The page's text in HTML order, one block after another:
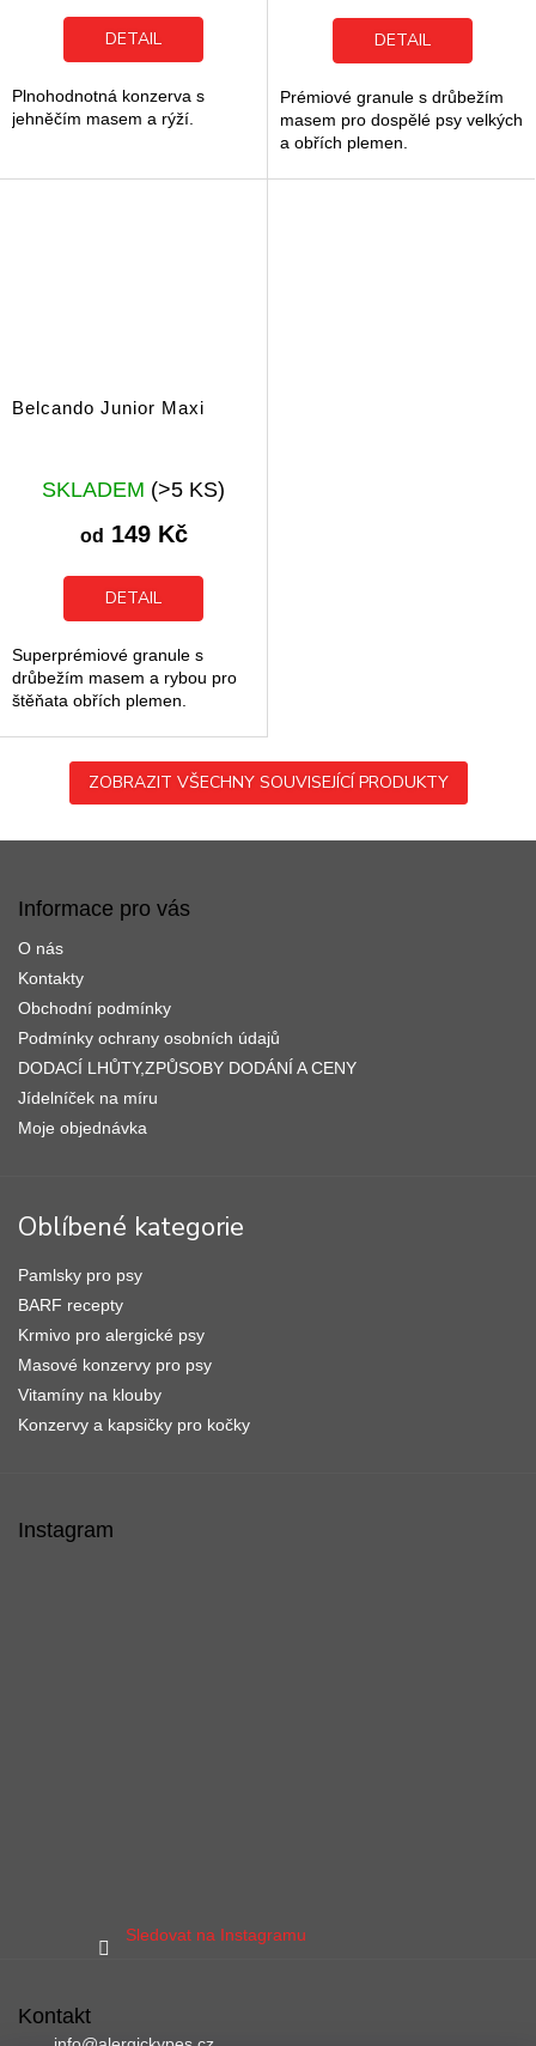
z
DETAIL
Plnohodnotná konzerva s
jehněčím masem a rýží.
z
DETAIL
Prémiové granule s drůbežím
masem pro dospělé psy velkých
a obřích plemen.
Belcando Junior Maxi
SKLADEM (>5 KS)
od 149 Kč
DETAIL
Superprémiové granule s
drůbežím masem a rybou pro
štěňata obřích plemen.
ZOBRAZIT VŠECHNY SOUVISEJÍCÍ PRODUKTY
Informace pro vás
O nás
Kontakty
Obchodní podmínky
Podmínky ochrany osobních údajů
DODACÍ LHŮTY,ZPŮSOBY DODÁNÍ A CENY
Jídelníček na míru
Moje objednávka
Oblíbené kategorie
Pamlsky pro psy
BARF recepty
Krmivo pro alergické psy
Masové konzervy pro psy
Vitamíny na klouby
Konzervy a kapsičky pro kočky
Instagram
Sledovat na Instagramu
Kontakt